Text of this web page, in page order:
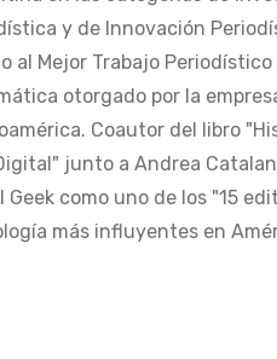
y de Innovación
al Mejor Trabajo
otorgado por la
Coautor del libro
junto a Andrea
Geek como uno de los "15
más influyentes en